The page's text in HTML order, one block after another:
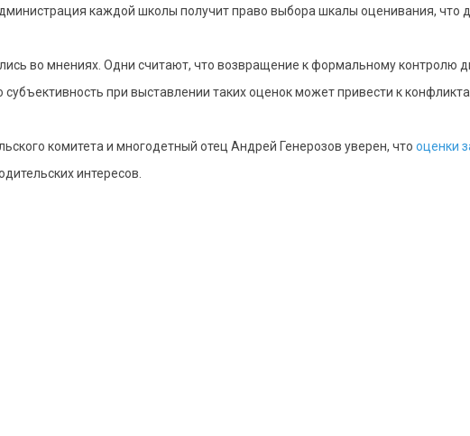
каждой школы получит право выбора шкалы оценивания, что
во мнениях. Одни считают, что возвращение к формальному контролю
при выставлении таких оценок может привести к
комитета и многодетный отец Андрей Генерозов уверен, что оценки
интересов.